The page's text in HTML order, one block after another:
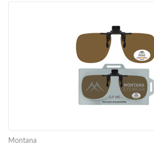
Montana